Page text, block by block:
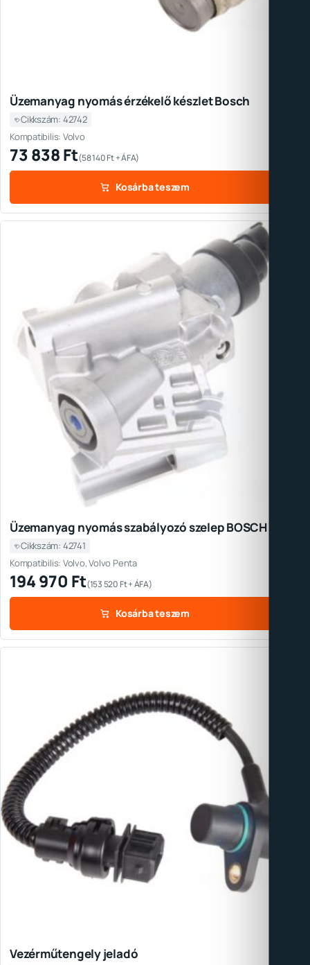
Üzemanyag nyomás érzékelő készlet Bosch
Cikkszám: 42742
Kompatibilis: Volvo
73 838Ft(58 140Ft+ ÁFA)
Kosárba teszem
Üzemanyag nyomás szabályozó szelep BOSCH
Cikkszám: 42741
Kompatibilis: Volvo, Volvo Penta
194 970 Ft(153 520Ft+ ÁFA)
Kosárba teszem
Vezérműtengely jeladó